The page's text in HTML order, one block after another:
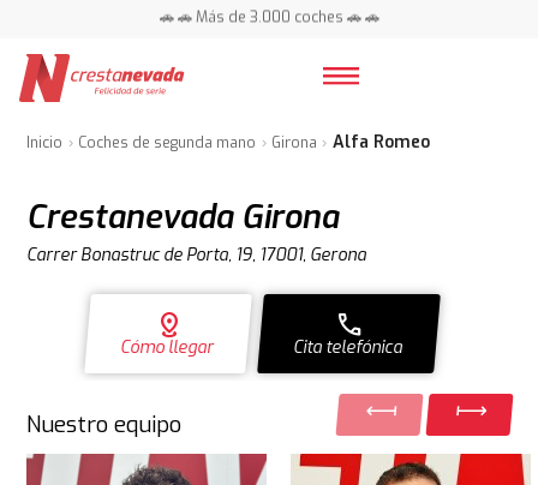
🚗 🚗 Más de 3.000 coches 🚗 🚗
Inicio Coches de segunda mano Girona Alfa Romeo
Crestanevada Girona
Carrer Bonastruc de Porta, 19, 17001, Gerona
distance
Cómo llegar
call
Cita telefónica
Nuestro equipo